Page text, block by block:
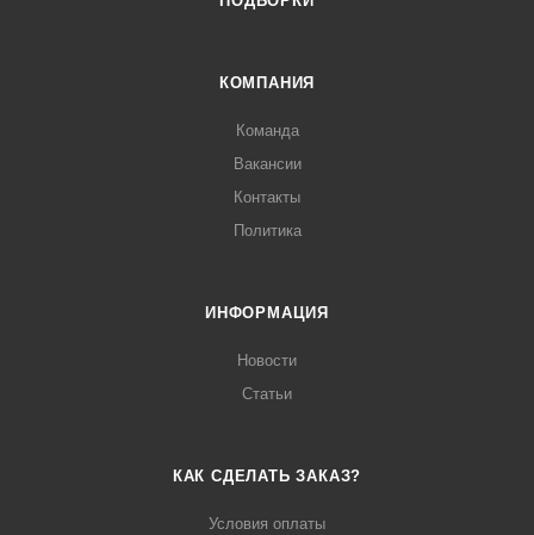
КОМПАНИЯ
Команда
Вакансии
Контакты
Политика
ИНФОРМАЦИЯ
Новости
Статьи
КАК СДЕЛАТЬ ЗАКАЗ?
Условия оплаты